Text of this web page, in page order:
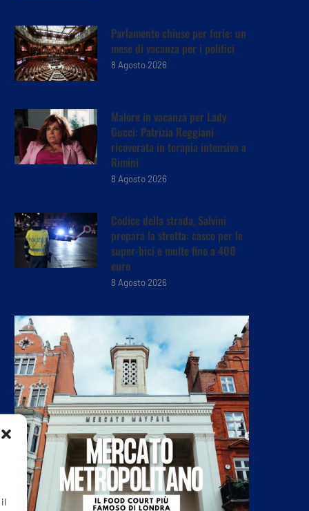
il
Parlamento chiuso per ferie: un
mese di vacanza per i politici
8 Agosto 2026
Malore in vacanza per Lady
Gucci: Patrizia Reggiani
ricoverata in terapia intensiva a
Rimini
8 Agosto 2026
Codice della strada, Salvini
prepara la stretta: casco per le
super-bici e multe fino a 400
euro
8 Agosto 2026